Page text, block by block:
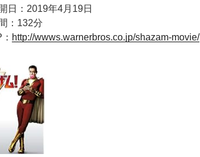
日：2019年4月19日
：132分
http://wwws.warnerbros.co.jp/shazam-movie/